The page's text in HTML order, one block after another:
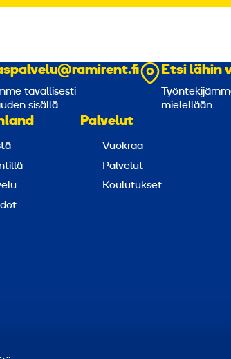
tavallisesti
sisällä
Etsi lähin
mielellään
Palvelut
Vuokraa
Palvelut
Koulutukset